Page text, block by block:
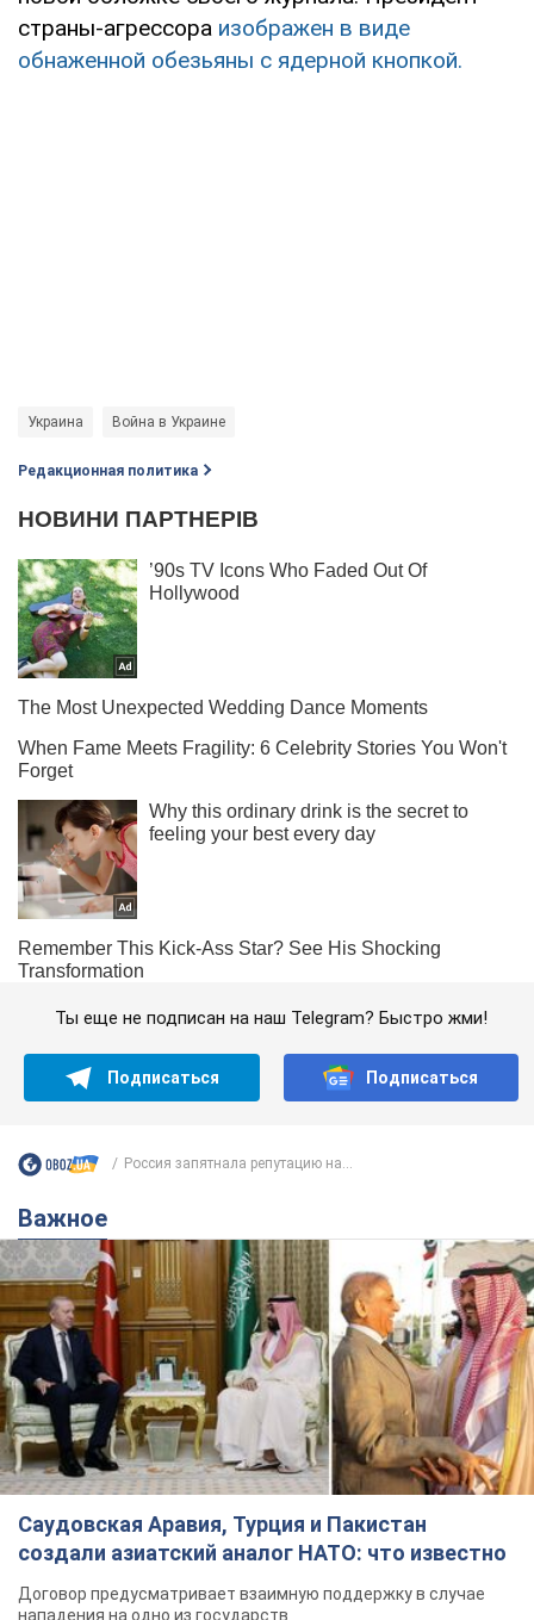
страны-агрессора изображен в виде
обнаженной обезьяны с ядерной кнопкой.
Украина Война в Украине
Редакционная политика
Ты еще не подписан на наш Telegram? Быстро жми!
Подписаться Подписаться
Россия запятнала репутацию на...
Важное
Саудовская Аравия, Турция и Пакистан
создали азиатский аналог НАТО: что известно
Договор предусматривает взаимную поддержку в случае
нападения на одно из государств